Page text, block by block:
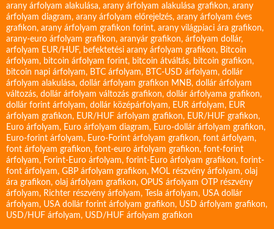
arany árfolyam alakulása, arany árfolyam alakulása grafikon, arany
árfolyam diagram, arany árfolyam előrejelzés, arany árfolyam éves
grafikon, arany árfolyam grafikon forint, arany világpiaci ára grafikon,
arany-euro árfolyam grafikon, aranyár grafikon, árfolyam dollár,
arfolyam EUR/HUF, befektetési arany árfolyam grafikon, Bitcoin
árfolyam, bitcoin árfolyam forint, bitcoin átváltás, bitcoin grafikon,
bitcoin napi árfolyam, BTC árfolyam, BTC-USD árfolyam, dollár
árfolyam alakulása, dollár árfolyam grafikon MNB, dollár árfolyam
változás, dollár árfolyam változás grafikon, dollár árfolyama grafikon,
dollár forint árfolyam, dollár középárfolyam, EUR árfolyam, EUR
árfolyam grafikon, EUR/HUF árfolyam grafikon, EUR/HUF grafikon,
Euro árfolyam, Euro árfolyam diagram, Euro-dollár árfolyam grafikon,
Euro-forint árfolyam, Euro-Forint árfolyam grafikon, font árfolyam,
font árfolyam grafikon, font-euro árfolyam grafikon, font-forint
árfolyam, Forint-Euro árfolyam, forint-Euro árfolyam grafikon, forint-
font árfolyam, GBP árfolyam grafikon, MOL részvény árfolyam, olaj
ára grafikon, olaj árfolyam grafikon, OPUS árfolyam OTP részvény
árfolyam, Richter részvény árfolyam, Tesla árfolyam, USA dollár
árfolyam, USA dollár forint árfolyam grafikon, USD árfolyam grafikon,
USD/HUF árfolyam, USD/HUF árfolyam grafikon